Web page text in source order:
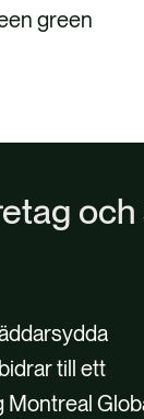
till ett
Montreal